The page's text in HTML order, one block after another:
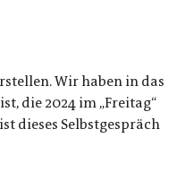
Wir haben in das
die 2024 im „Freitag“
dieses Selbstgespräch